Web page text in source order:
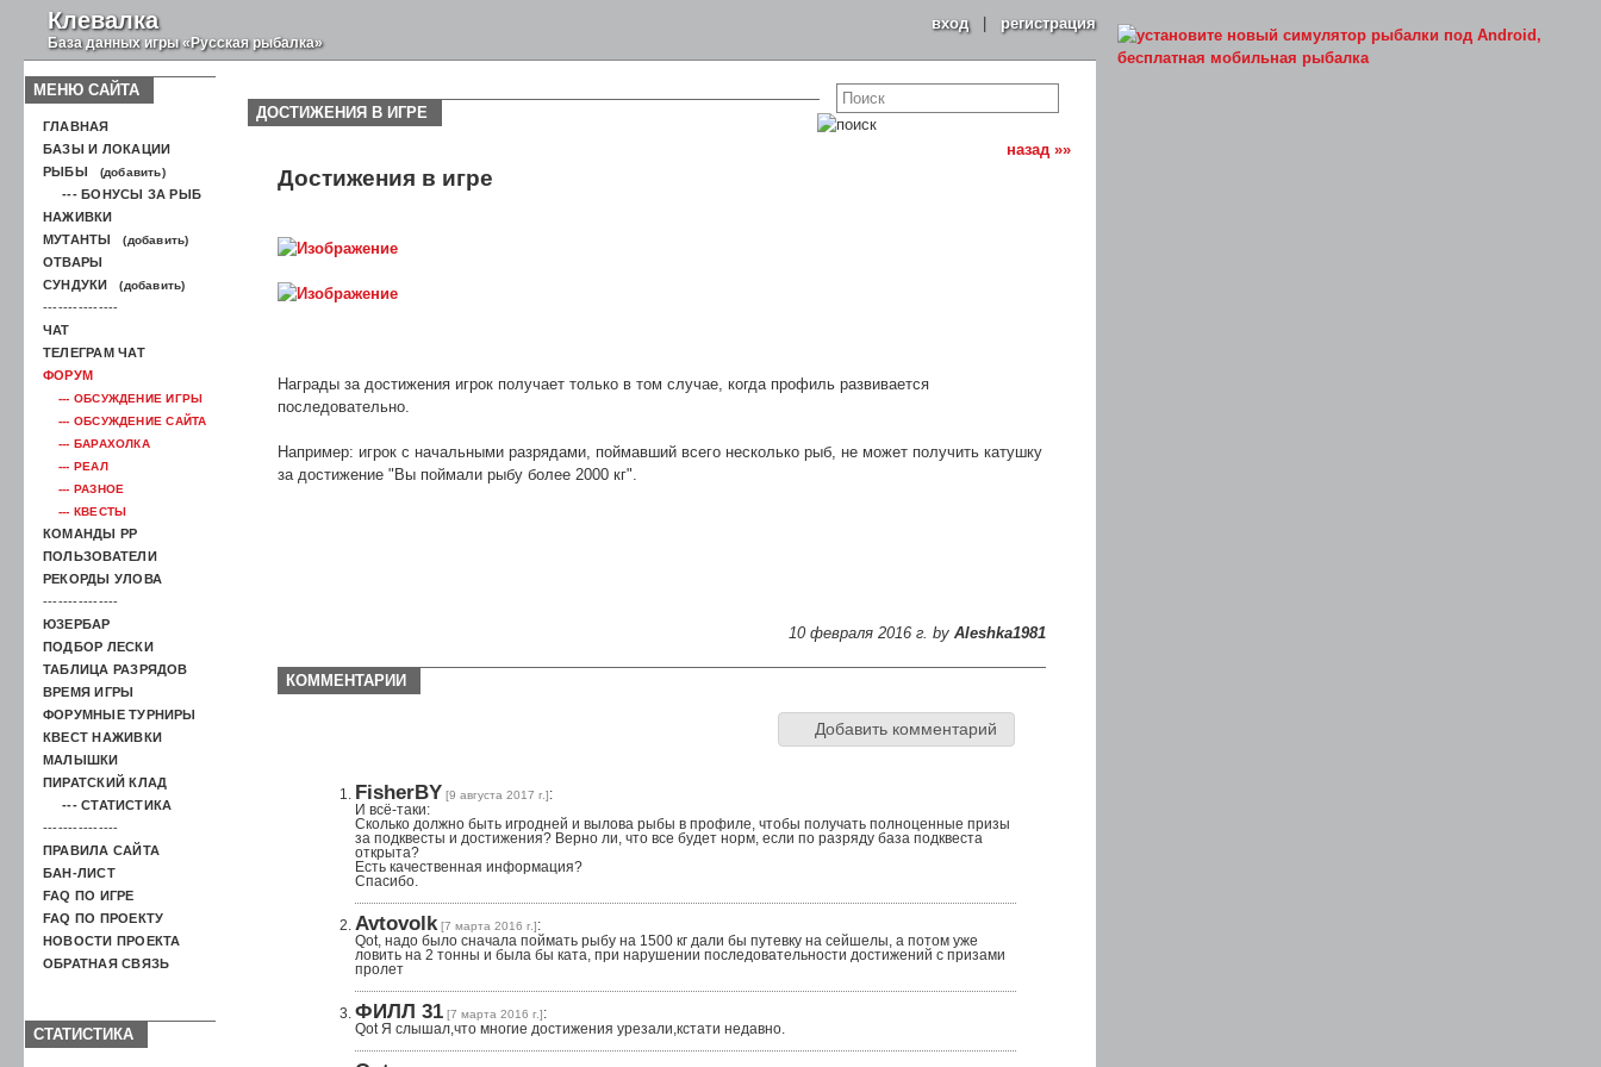
Клевалка
База данных игры «Русская рыбалка»
вход| регистрация
ДОСТИЖЕНИЯ В ИГРЕ
назад »»
Достижения в игре
Награды за достижения игрок получает только в том случае, когда профиль развивается
последовательно.
Например: игрок с начальными разрядами, поймавший всего несколько рыб, не может получить катушку
за достижение "Вы поймали рыбу более 2000 кг".
10 февраля 2016 г. by Aleshka1981
КОММЕНТАРИИ
Добавить комментарий
FisherBY [9 августа 2017 г.]:
И всё-таки:
Сколько должно быть игродней и вылова рыбы в профиле, чтобы получать полноценные призы
за подквесты и достижения? Верно ли, что все будет норм, если по разряду база подквеста
открыта?
Есть качественная информация?
Спасибо.
Avtovolk [7 марта 2016 г.]:
Qot, надо было сначала поймать рыбу на 1500 кг дали бы путевку на сейшелы, а потом уже
ловить на 2 тонны и была бы ката, при нарушении последовательности достижений с призами
пролет
ФИЛЛ 31 [7 марта 2016 г.]:
Qot Я слышал,что многие достижения урезали,кстати недавно.
МЕНЮ САЙТА
ГЛАВНАЯ
БАЗЫ И ЛОКАЦИИ
РЫБЫ
(добавить)
--- БОНУСЫ ЗА РЫБ
НАЖИВКИ
МУТАНТЫ
(добавить)
ОТВАРЫ
СУНДУКИ
(добавить)
---------------
ЧАТ
ТЕЛЕГРАМ ЧАТ
ФОРУМ
--- ОБСУЖДЕНИЕ ИГРЫ
--- ОБСУЖДЕНИЕ САЙТА
--- БАРАХОЛКА
--- РЕАЛ
--- РАЗНОЕ
--- КВЕСТЫ
КОМАНДЫ РР
ПОЛЬЗОВАТЕЛИ
РЕКОРДЫ УЛОВА
---------------
ЮЗЕРБАР
ПОДБОР ЛЕСКИ
ТАБЛИЦА РАЗРЯДОВ
ВРЕМЯ ИГРЫ
ФОРУМНЫЕ ТУРНИРЫ
КВЕСТ НАЖИВКИ
МАЛЫШКИ
ПИРАТСКИЙ КЛАД
--- СТАТИСТИКА
---------------
ПРАВИЛА САЙТА
БАН-ЛИСТ
FAQ ПО ИГРЕ
FAQ ПО ПРОЕКТУ
НОВОСТИ ПРОЕКТА
ОБРАТНАЯ СВЯЗЬ
СТАТИСТИКА